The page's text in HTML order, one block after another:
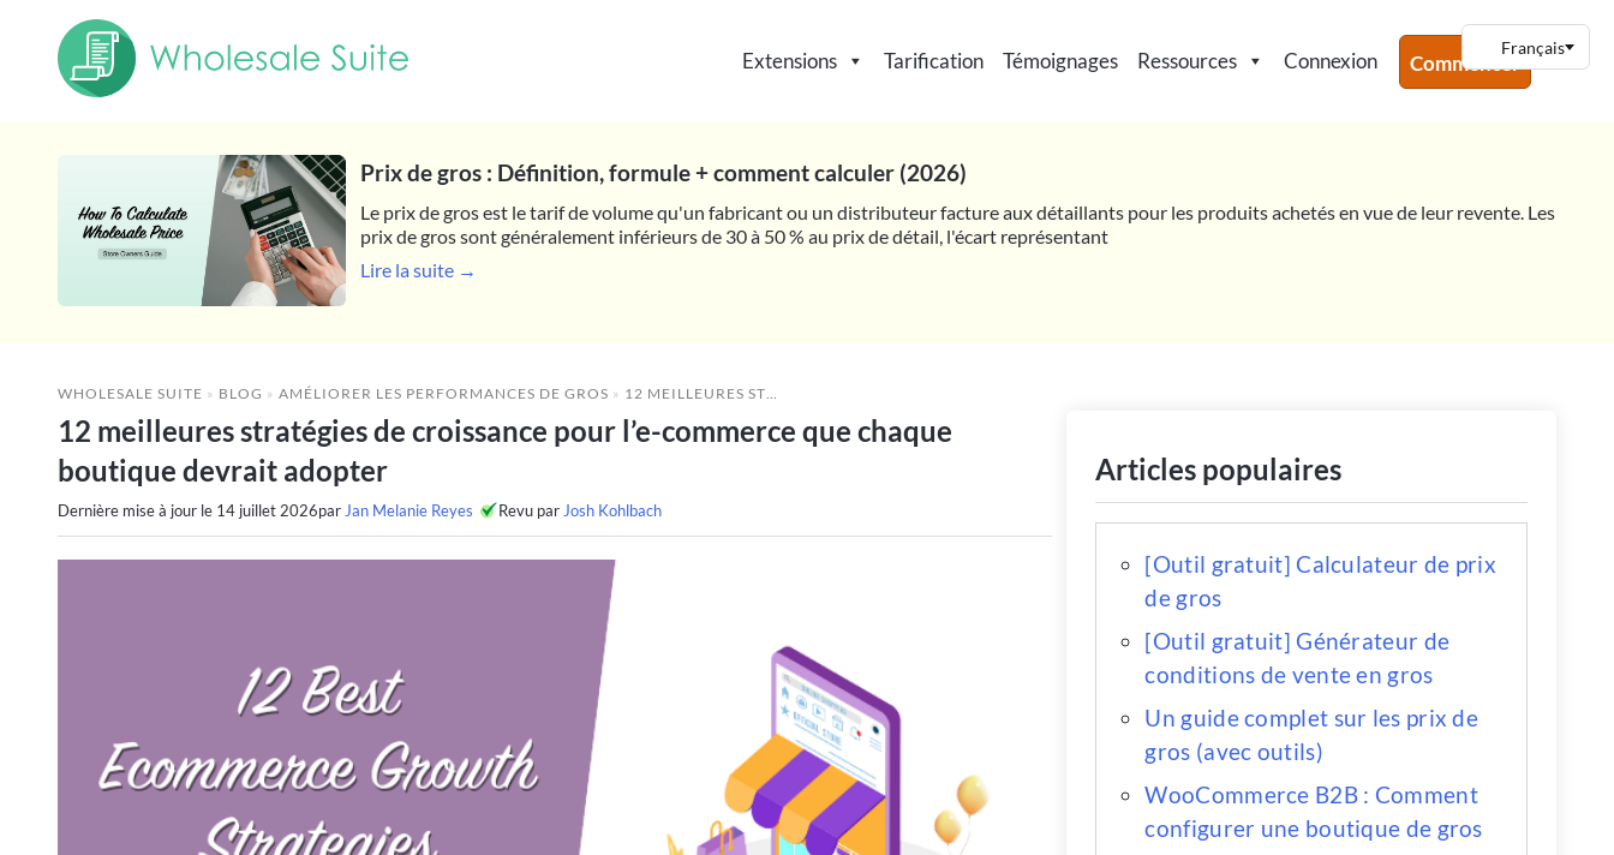
Extensions Tarification Témoignages Ressources Connexion Commencer
Prix de gros : Définition, formule + comment calculer (2026)
Le prix de gros est le tarif de volume qu'un fabricant ou un distributeur facture aux détaillants pour les produits achetés en vue de leur revente. Les
prix de gros sont généralement inférieurs de 30 à 50 % au prix de détail, l'écart représentant
Lire la suite →
WHOLESALE SUITE » BLOG » AMÉLIORER LES PERFORMANCES DE GROS » 12 MEILLEURES STRATÉGIES DE CROISSANCE POUR L’E-COMMERCE QUE CHAQUE BOUTIQUE DEVRAIT ADOPTER
12 meilleures stratégies de croissance pour l’e-commerce que chaque
boutique devrait adopter
Dernière mise à jour le 14 juillet 2026par Jan Melanie Reyes Revu par Josh Kohlbach
Articles populaires
[Outil gratuit] Calculateur de prix
de gros
[Outil gratuit] Générateur de
conditions de vente en gros
Un guide complet sur les prix de
gros (avec outils)
WooCommerce B2B : Comment
configurer une boutique de gros